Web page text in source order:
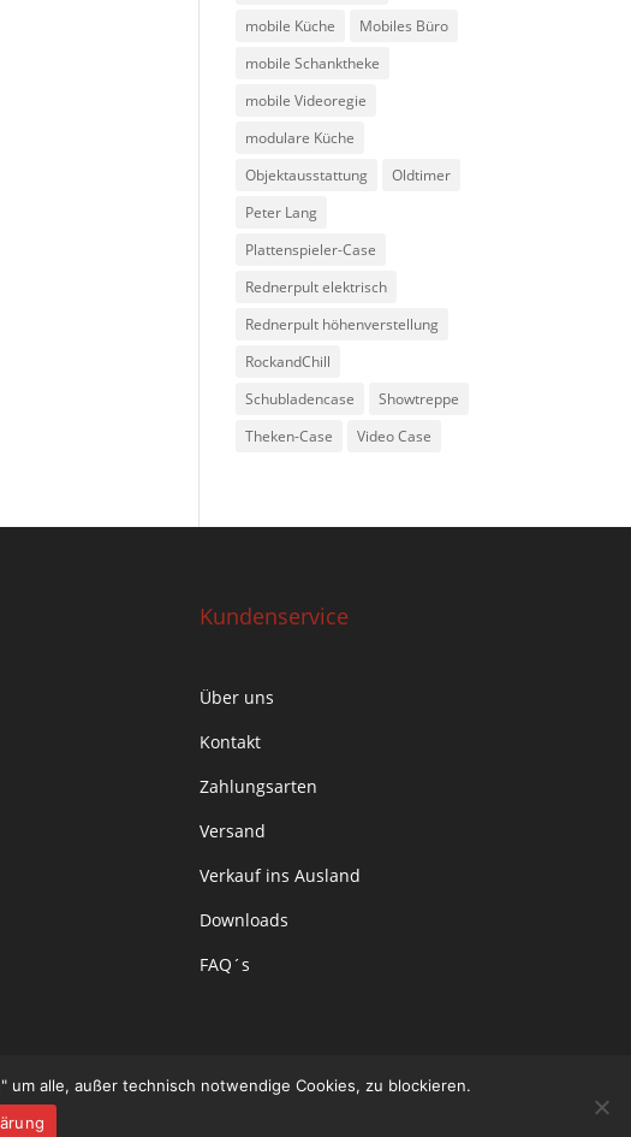
mobile Küche
Mobiles Büro
mobile Schanktheke
mobile Videoregie
modulare Küche
Objektausstattung
Oldtimer
Peter Lang
Plattenspieler-Case
Rednerpult elektrisch
Rednerpult höhenverstellung
RockandChill
Schubladencase
Showtreppe
Theken-Case
Video Case
Kundenservice
Über uns
Kontakt
Zahlungsarten
Versand
Verkauf ins Ausland
Downloads
FAQ´s
um alle, außer technisch notwendige Cookies, zu blockieren.